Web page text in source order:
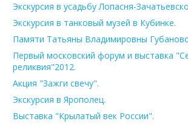
Экскурсия в усадьбу Лопасня-
Экскурсия в танковый музей в Кубинке.
Памяти Татьяны Владимировны
Первый московский форум и выставка
реликвия"2012.
Акция "Зажги свечу".
Экскурсия в Ярополец.
Выставка "Крылатый век России".